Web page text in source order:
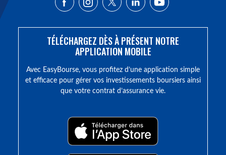
TÉLÉCHARGEZ DÈS À PRÉSENT NOTRE
APPLICATION MOBILE
Avec EasyBourse, vous profitez d’une application simple
et efficace pour gérer vos investissements boursiers ainsi
que votre contrat d’assurance vie.